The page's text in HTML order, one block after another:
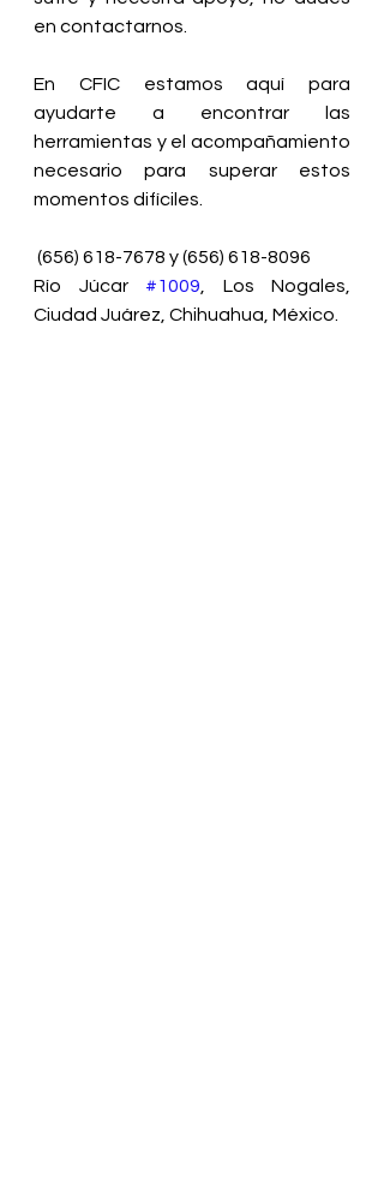
en contactarnos.
En CFIC estamos aquí para
ayudarte a encontrar las
herramientas y el acompañamiento
necesario para superar estos
momentos difíciles.
(656) 618-7678 y (656) 618-8096
Río Júcar #1009 , Los Nogales,
Ciudad Juárez, Chihuahua, México.